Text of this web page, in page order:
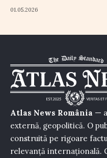
01.05.2026
Atlas News România —
externă, geopolitică. O
construită pe rigoare
relevanță internațională.